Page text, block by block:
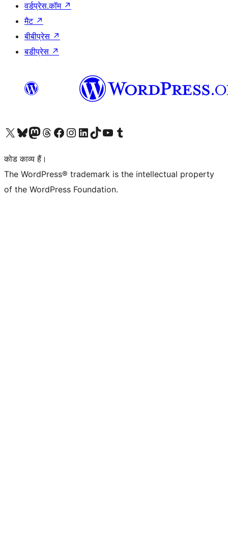
वर्डप्रेस.कॉम ↗
मैट ↗
बीबीप्रेस ↗
बडीप्रेस ↗
Visit our X (formerly Twitter) account
हमारे बलुस्की खाते पर जाएँVisit our Mastodon account
हमारे थ्रेड्स अकाउंट पर जाएंहमारे फेसबुक पेज पर जाएँहमारे इंस्टाग्राम अकाउंट पर जाएंहमारे लिंक्डइन खाते पर जाएँहमारे टिकटॉक खाते पर जाएँहमारे यूट्यूब चैनल पर जाएंहमारे Tumblr खाते पर जाएँ
कोड काव्य हैं।
The WordPress® trademark is the intellectual property
of the WordPress Foundation.